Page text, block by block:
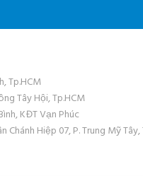
Tp.HCM
Tây Hội, Tp.HCM
KĐT Vạn Phúc
Hiệp 07, P. Trung Mỹ Tây,